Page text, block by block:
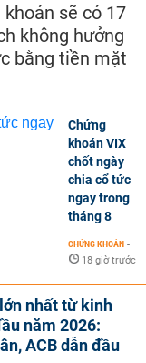
sẽ có 17
không hưởng
bằng tiền mặt
Chứng
khoán VIX
chốt ngày
chia cổ tức
ngay trong
tháng 8
CHỨNG KHOÁN -
18 giờ trước
nhất từ kinh
năm 2026:
ACB dẫn đầu